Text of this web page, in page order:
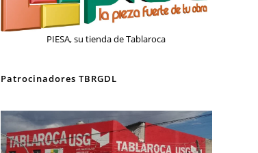
PIESA, su tienda de Tablaroca
Patrocinadores TBRGDL